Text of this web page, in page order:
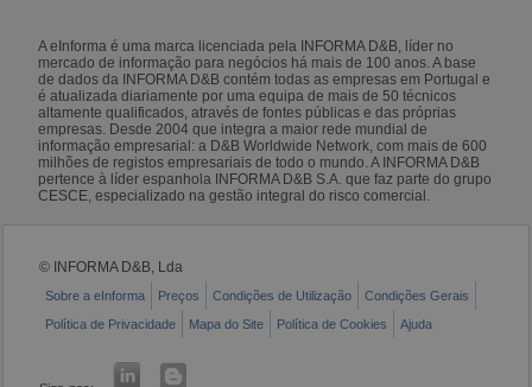
A eInforma é uma marca licenciada pela INFORMA D&B, líder no
mercado de informação para negócios há mais de 100 anos. A base
de dados da INFORMA D&B contém todas as empresas em Portugal e
é atualizada diariamente por uma equipa de mais de 50 técnicos
altamente qualificados, através de fontes públicas e das próprias
empresas. Desde 2004 que integra a maior rede mundial de
informação empresarial: a D&B Worldwide Network, com mais de 600
milhões de registos empresariais de todo o mundo. A INFORMA D&B
pertence à líder espanhola INFORMA D&B S.A. que faz parte do grupo
CESCE, especializado na gestão integral do risco comercial.
© INFORMA D&B, Lda
Sobre a eInforma Preços Condições de Utilização
Condições Gerais
Política de Privacidade
Mapa do Site Política de Cookies Ajuda